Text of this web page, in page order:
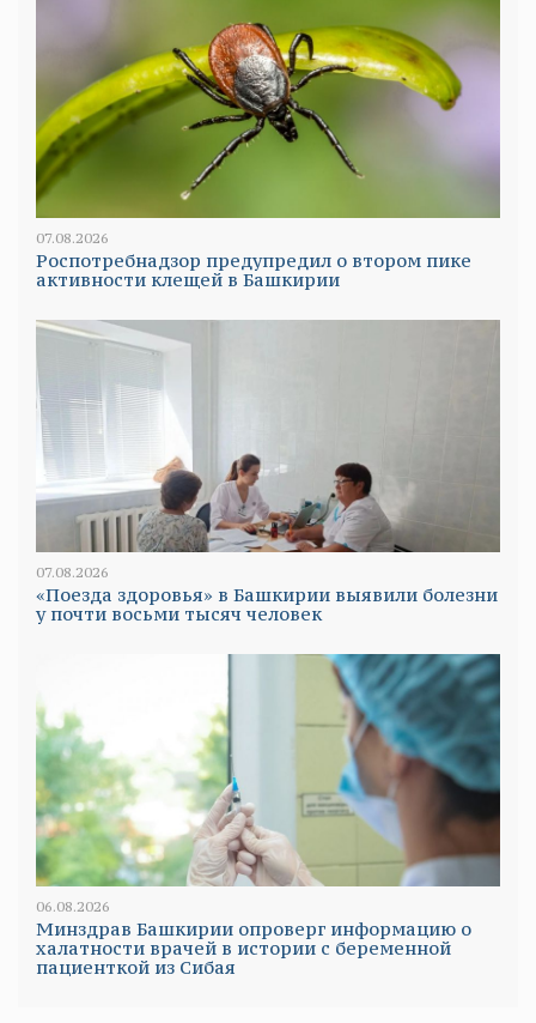
07.08.2026
Роспотребнадзор предупредил о втором пике
активности клещей в Башкирии
07.08.2026
«Поезда здоровья» в Башкирии выявили болезни
у почти восьми тысяч человек
06.08.2026
Минздрав Башкирии опроверг информацию о
халатности врачей в истории с беременной
пациенткой из Сибая